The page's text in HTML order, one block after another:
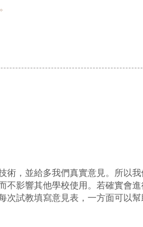
術，並給多我們真實意見。所以我
不影響其他學校使用。若確實會
次試教填寫意見表，一方面可以